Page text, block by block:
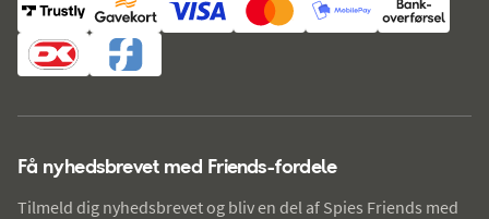
Få nyhedsbrevet med Friends-fordele
Tilmeld dig nyhedsbrevet og bliv en del af Spies Friends med